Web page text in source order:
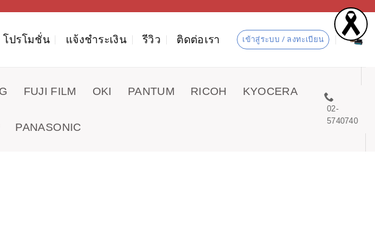
โปรโมชั่น แจ้งชำระเงิน รีวิว ติดต่อเรา เข้าสู่ระบบ / ลงทะเบียน
FUJI FILM OKI PANTUM RICOH KYOCERA
PANASONIC
02-
5740740